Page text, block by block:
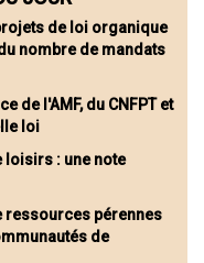
de loi organique
nombre de mandats
de l'AMF, du CNFPT et
loi
loisirs : une note
ressources pérennes
de